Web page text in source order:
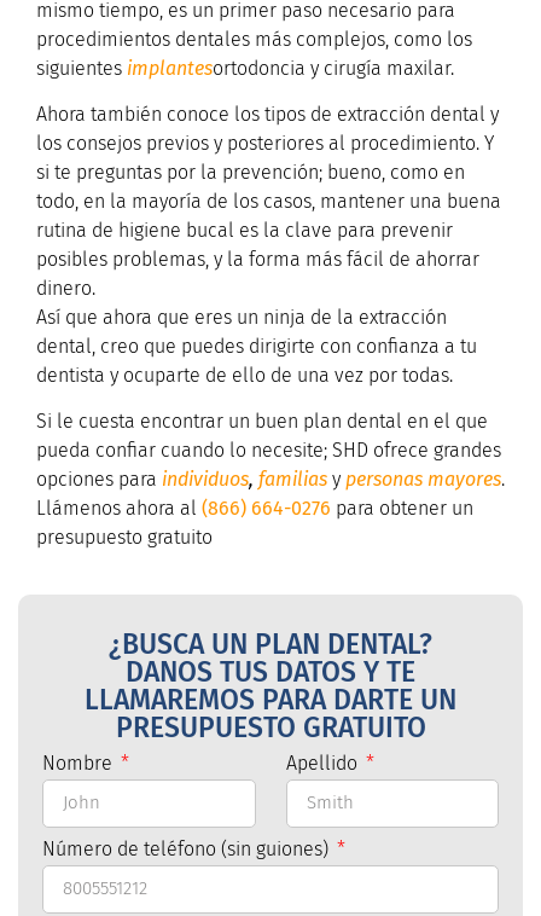
mismo tiempo, es un primer paso necesario para
procedimientos dentales más complejos, como los
siguientes implantesortodoncia y cirugía maxilar.
Ahora también conoce los tipos de extracción dental y
los consejos previos y posteriores al procedimiento. Y
si te preguntas por la prevención; bueno, como en
todo, en la mayoría de los casos, mantener una buena
rutina de higiene bucal es la clave para prevenir
posibles problemas, y la forma más fácil de ahorrar
dinero.
Así que ahora que eres un ninja de la extracción
dental, creo que puedes dirigirte con confianza a tu
dentista y ocuparte de ello de una vez por todas.
Si le cuesta encontrar un buen plan dental en el que
pueda confiar cuando lo necesite; SHD ofrece grandes
opciones para individuos, familias y personas mayores.
Llámenos ahora al (866) 664-0276 para obtener un
presupuesto gratuito
¿BUSCA UN PLAN DENTAL?
DANOS TUS DATOS Y TE
LLAMAREMOS PARA DARTE UN
PRESUPUESTO GRATUITO
Nombre Apellido
Número de teléfono (sin guiones)